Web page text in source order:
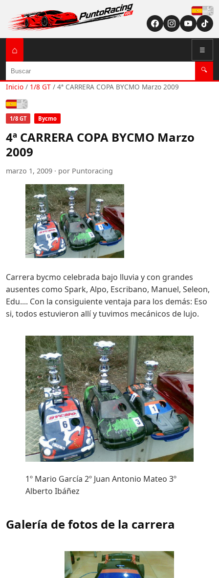
⌂ ☰
Buscar 🔍
Inicio / 1/8 GT / 4ª CARRERA COPA BYCMO Marzo 2009
Español
1/8 GT Bycmo
4ª CARRERA COPA BYCMO Marzo
2009
marzo 1, 2009 · por Puntoracing
Carrera bycmo celebrada bajo lluvia y con grandes
ausentes como Spark, Alpo, Escribano, Manuel, Seleon,
Edu.... Con la consiguiente ventaja para los demás: Eso
si, todos estuvieron allí y tuvimos mecánicos de lujo.
1º Mario García 2º Juan Antonio Mateo 3º
Alberto Ibáñez
Galería de fotos de la carrera